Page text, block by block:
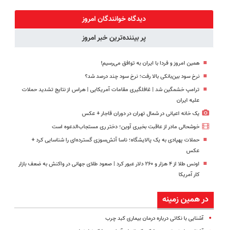
با55%تخفیف
امشب)
دیدگاه خوانندگان امروز
پر بیننده‌ترین خبر امروز
همین امروز و فردا با ایران به توافق می‌رسیم!
نرخ سود بین‌بانکی بالا رفت؛ نرخ سود چند درصد شد؟
ترامپ خشمگین شد | غافلگیری مقامات آمریکایی | هراس از نتایج تشدید حملات
علیه ایران
یک خانه اعیانی در شمال تهران در دوران قاجار + عکس
خوشحالی مادر از عاقبت بخیری آوین؛ دختر ری مستجاب‌الدعوه است
حملات پهپادی به یک پالایشگاه؛ ناسا آتش‌سوزی گسترده‌ای را شناسایی کرد +
عکس
اونس طلا از ۴ هزار و ۲۶۰ دلار عبور کرد | صعود طلای جهانی در واکنش به ضعف بازار
کار آمریکا
در همین زمینه
آشنایی با نکاتی درباره درمان بیماری کبد چرب